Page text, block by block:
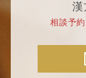
漢
相談予